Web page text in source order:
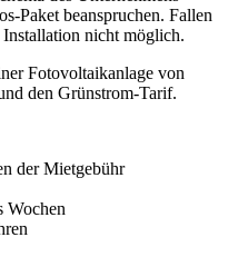
Paket beanspruchen. Fallen
Installation nicht möglich.
Fotovoltaikanlage von
den Grünstrom-Tarif.
der Mietgebühr
Wochen